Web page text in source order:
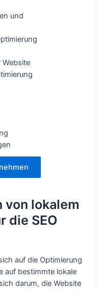
und
Website
von lokalem
die SEO
auf die Optimierung
auf bestimmte lokale
darum, die Website